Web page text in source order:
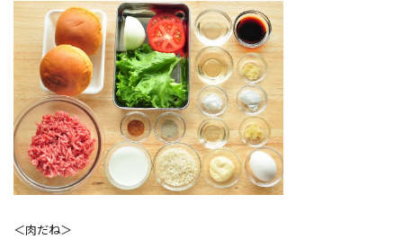
＜肉だね＞